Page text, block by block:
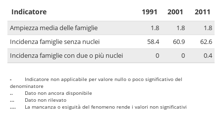
Indicatore 1991 2001 2011
Ampiezza media delle famiglie 1.8 1.8
1.8
Incidenza famiglie senza nuclei
58.4 60.9
62.6
Incidenza famiglie con due o più nuclei
0 0 0.4
-
Indicatore non applicabile per valore nullo o poco significativo del
denominatore
..
Dato non ancora disponibile
...
Dato non rilevato
....
La mancanza o esiguità del fenomeno rende i valori non significativi